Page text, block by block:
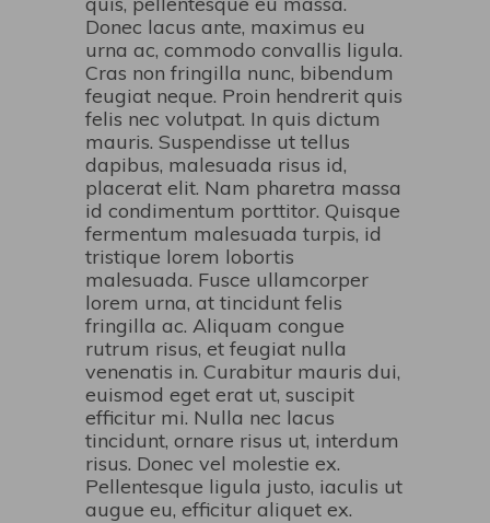
Donec lacus ante, maximus eu
urna ac, commodo convallis ligula.
Cras non fringilla nunc, bibendum
feugiat neque. Proin hendrerit quis
felis nec volutpat. In quis dictum
mauris. Suspendisse ut tellus
dapibus, malesuada risus id,
placerat elit. Nam pharetra massa
id condimentum porttitor. Quisque
fermentum malesuada turpis, id
tristique lorem lobortis
malesuada. Fusce ullamcorper
lorem urna, at tincidunt felis
fringilla ac. Aliquam congue
rutrum risus, et feugiat nulla
venenatis in. Curabitur mauris dui,
euismod eget erat ut, suscipit
efficitur mi. Nulla nec lacus
tincidunt, ornare risus ut, interdum
risus. Donec vel molestie ex.
Pellentesque ligula justo, iaculis ut
augue eu, efficitur aliquet ex.